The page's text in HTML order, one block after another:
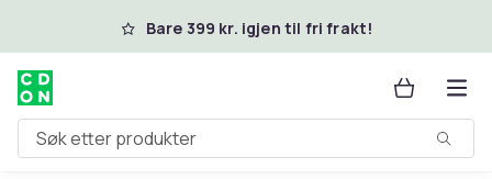
Hopp til hovedinnholdBare 399 kr. igjen til fri frakt!
Søk etter produkter